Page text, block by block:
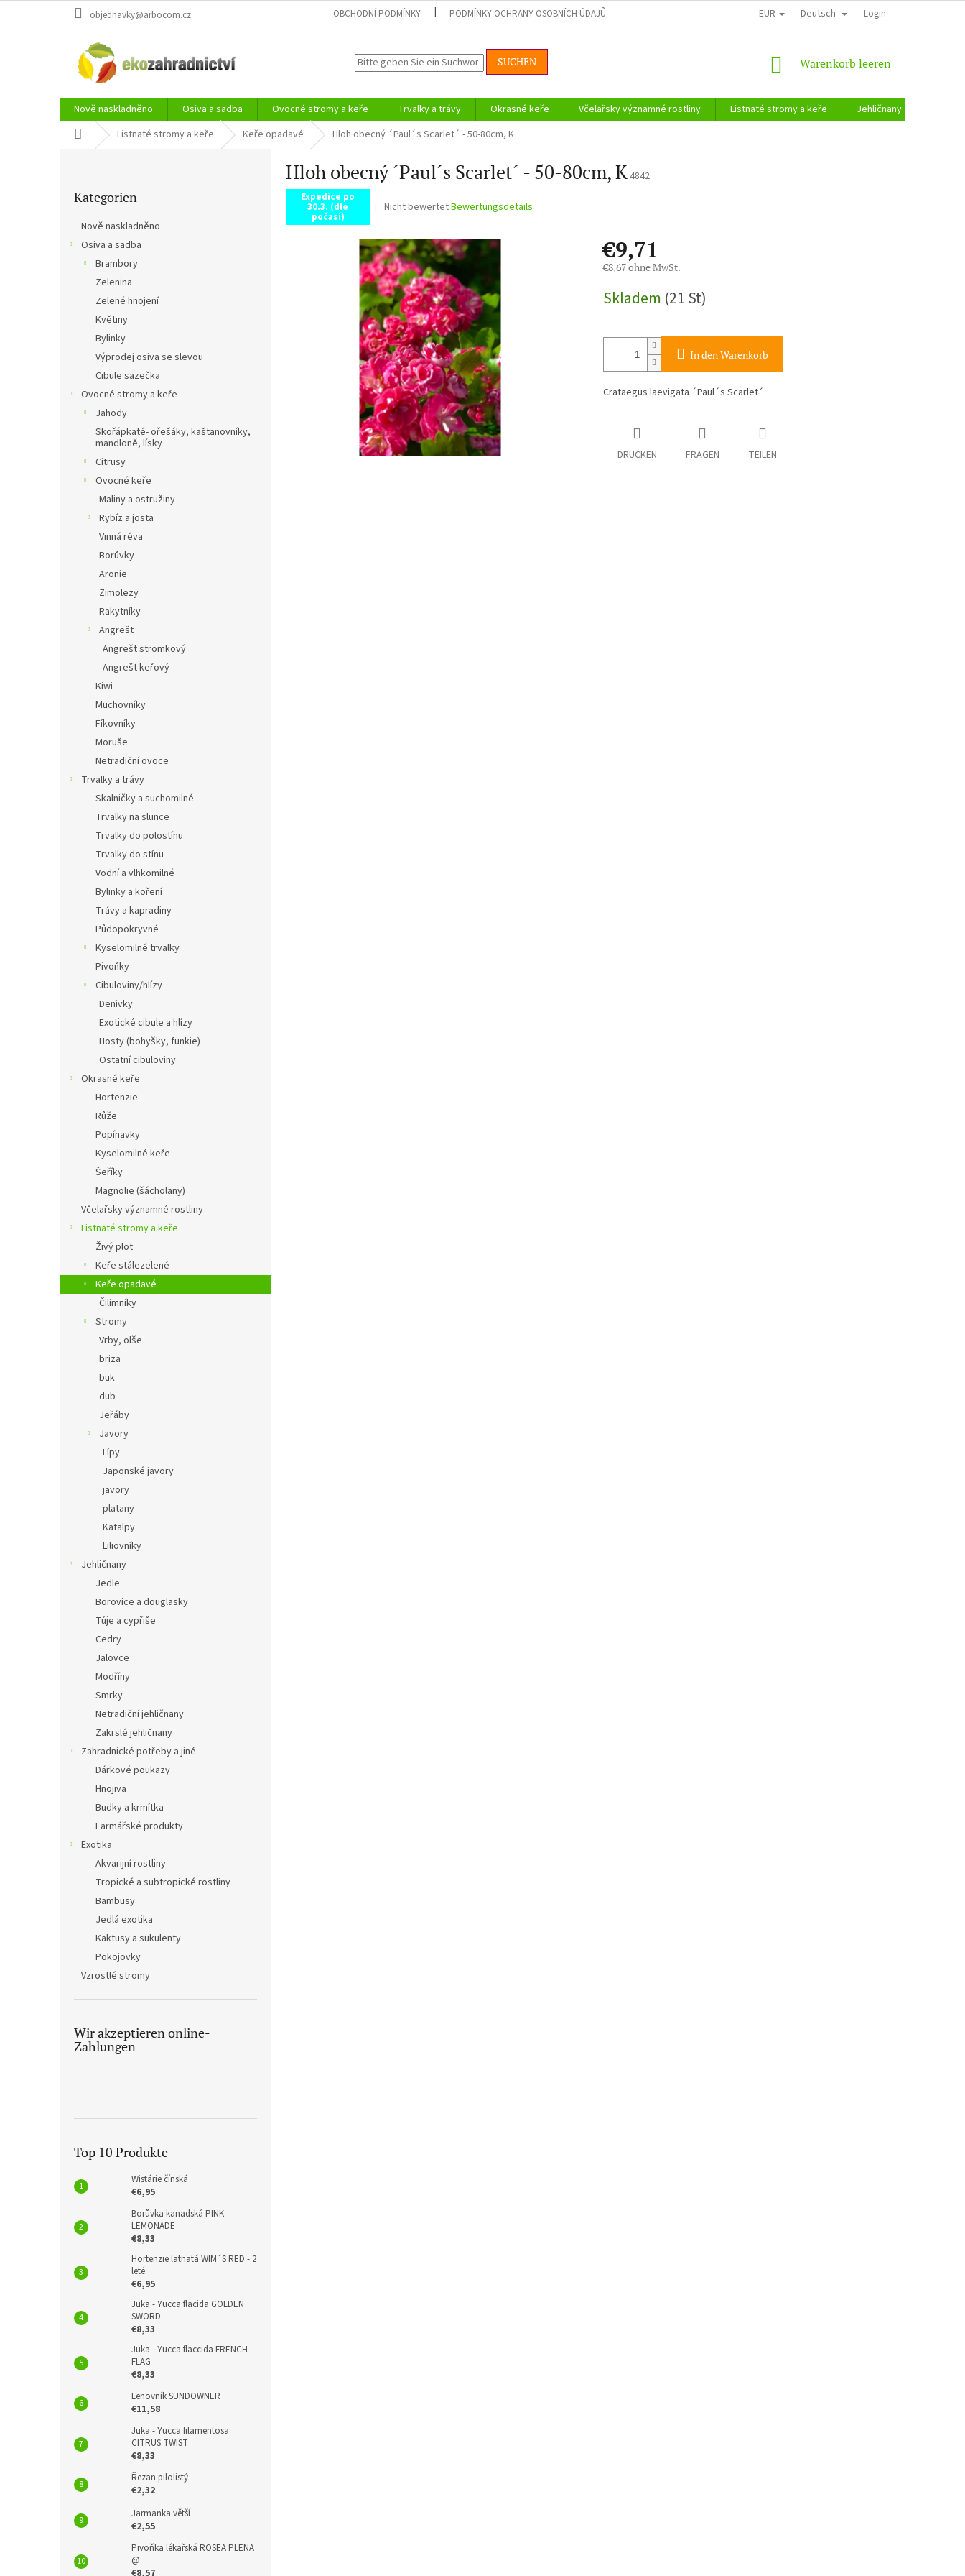
objednavky@arbocom.cz OBCHODNÍ PODMÍNKY PODMÍNKY OCHRANY OSOBNÍCH ÚDAJŮ EUR Deutsch Login
SUCHEN WARENKORB
Warenkorb leeren
Nově naskladněno Osiva a sadba Ovocné stromy a keře Trvalky a trávy Okrasné keře Včelařsky významné rostliny Listnaté stromy a keře Jehličnany
StartseiteListnaté stromy a keře Keře opadavé Hloh obecný ´Paul´s Scarlet´ - 50-80cm, K
überspringen
Kategorien
Nově naskladněno
Osiva a sadba
Brambory
Zelenina
Zelené hnojení
Květiny
Bylinky
Výprodej osiva se slevou
Cibule sazečka
Ovocné stromy a keře
Jahody
Skořápkaté- ořešáky, kaštanovníky,
mandloně, lísky
Citrusy
Ovocné keře
Maliny a ostružiny
Rybíz a josta
Vinná réva
Borůvky
Aronie
Zimolezy
Rakytníky
Angrešt
Angrešt stromkový
Angrešt keřový
Kiwi
Muchovníky
Fíkovníky
Moruše
Netradiční ovoce
Trvalky a trávy
Skalničky a suchomilné
Trvalky na slunce
Trvalky do polostínu
Trvalky do stínu
Vodní a vlhkomilné
Bylinky a koření
Trávy a kapradiny
Půdopokryvné
Kyselomilné trvalky
Pivoňky
Cibuloviny/hlízy
Denivky
Exotické cibule a hlízy
Hosty (bohyšky, funkie)
Ostatní cibuloviny
Okrasné keře
Hortenzie
Růže
Popínavky
Kyselomilné keře
Šeříky
Magnolie (šácholany)
Včelařsky významné rostliny
Listnaté stromy a keře
Živý plot
Keře stálezelené
Keře opadavé
Čilimníky
Stromy
Vrby, olše
briza
buk
dub
Jeřáby
Javory
Lípy
Japonské javory
javory
platany
Katalpy
Liliovníky
Jehličnany
Jedle
Borovice a douglasky
Túje a cypřiše
Cedry
Jalovce
Modříny
Smrky
Netradiční jehličnany
Zakrslé jehličnany
Zahradnické potřeby a jiné
Dárkové poukazy
Hnojiva
Budky a krmítka
Farmářské produkty
Exotika
Akvarijní rostliny
Tropické a subtropické rostliny
Bambusy
Jedlá exotika
Kaktusy a sukulenty
Pokojovky
Vzrostlé stromy
Wir akzeptieren online-
Zahlungen
Top 10 Produkte
Wistárie čínská
€6,95
Borůvka kanadská PINK
LEMONADE
€8,33
Hortenzie latnatá WIM´S RED - 2
leté
€6,95
Juka - Yucca flacida GOLDEN
SWORD
€8,33
Juka - Yucca flaccida FRENCH
FLAG
€8,33
Lenovník SUNDOWNER
€11,58
Juka - Yucca filamentosa
CITRUS TWIST
€8,33
Řezan pilolistý
€2,32
Jarmanka větší
€2,55
Pivoňka lékařská ROSEA PLENA
@
€8,57
Hloh obecný ´Paul´s Scarlet´ - 50-80cm, K 4842
Expedice po
30.3. (dle
počasí)
Die
ist
0,0
von
5
Sternen.
Nicht bewertetBewertungsdetails
€9,71
€8,67 ohne MwSt.
Skladem (21 St)
In den Warenkorb
Crataegus laevigata ´Paul´s Scarlet´
DRUCKEN FRAGEN TEILEN